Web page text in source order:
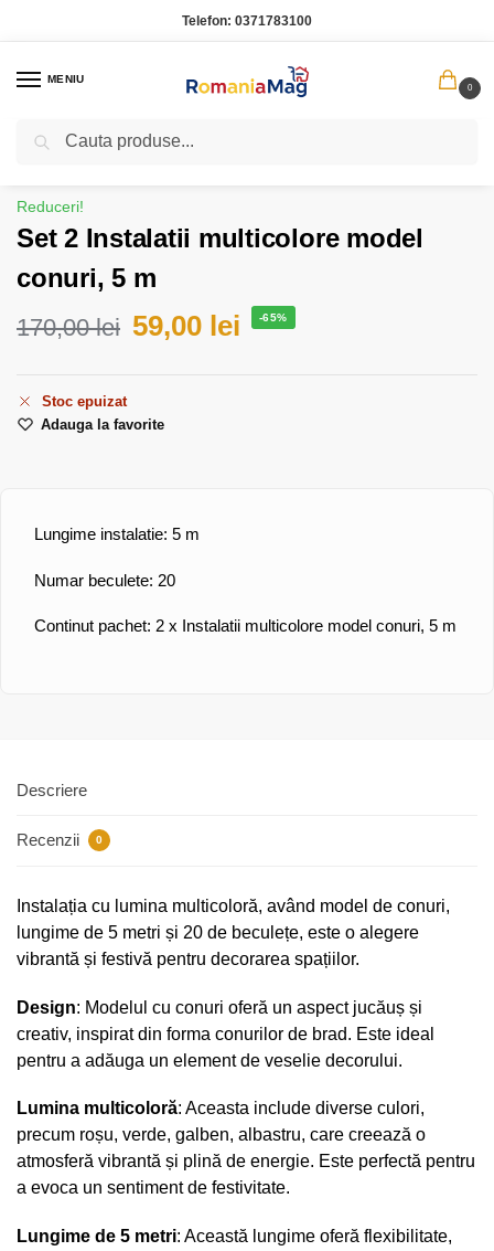
Telefon: 0371783100
MENIU
0
Prima pagină / Produse de sezon
Reduceri!
Set 2 Instalatii multicolore model
conuri, 5 m
170,00lei 59,00 lei -65%
Stoc epuizat
Adauga la favorite
Lungime instalatie: 5 m
Numar beculete: 20
Continut pachet: 2 x Instalatii multicolore model conuri, 5 m
Descriere
Recenzii 0
Instalația cu lumina multicoloră, având model de conuri,
lungime de 5 metri și 20 de beculețe, este o alegere
vibrantă și festivă pentru decorarea spațiilor.
Design: Modelul cu conuri oferă un aspect jucăuș și
creativ, inspirat din forma conurilor de brad. Este ideal
pentru a adăuga un element de veselie decorului.
Lumina multicoloră: Aceasta include diverse culori,
precum roșu, verde, galben, albastru, care creează o
atmosferă vibrantă și plină de energie. Este perfectă pentru
a evoca un sentiment de festivitate.
Lungime de 5 metri: Această lungime oferă flexibilitate,